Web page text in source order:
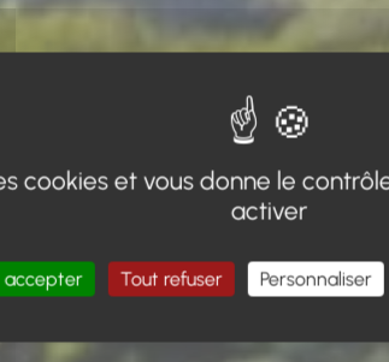
cookies et vous donne le
activer
accepter Tout refuser Personnaliser